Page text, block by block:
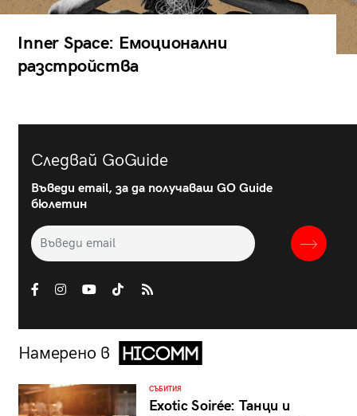
Inner Space: Емоционални
разстройства
Следвай GoGuide
Въведи email, за да получаваш GO Guide
бюлетин
Намерено в
СЪБИТИЯ
Exotic Soirée: Танци и